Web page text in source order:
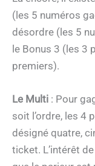
(les 5 numéros
désordre (les 5
le Bonus 3 (les 3
premiers).
Le Multi : Pour
soit l’ordre, les 4
désigné quatre,
ticket. L’intérêt